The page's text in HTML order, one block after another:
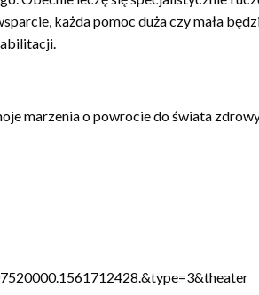
każda pomoc duża czy mała
marzenia o powrocie do świata